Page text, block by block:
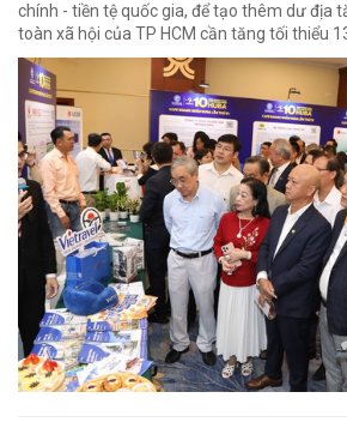
chính - tiền tệ quốc gia, để tạo thêm dư địa
toàn xã hội của TP HCM cần tăng tối thiểu